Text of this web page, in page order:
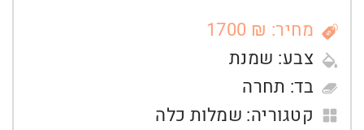
מחיר: ₪ 1700
צבע: שמנת
בד: תחרה
קטגוריה: שמלות כלה